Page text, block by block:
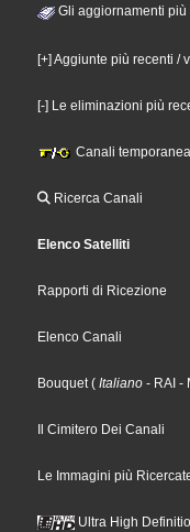
Gli aggiornamenti più
[+] Aggiunte più recenti /
[-] Le eliminazioni più
Canali
Ricerca Canali
Elenco Satelliti
Rapporti di Ricezione
Elenco Canali
Bouquet( Italiano - RAI -
Il Cimitero Dei Canali
Le Immagini più
Ultra High